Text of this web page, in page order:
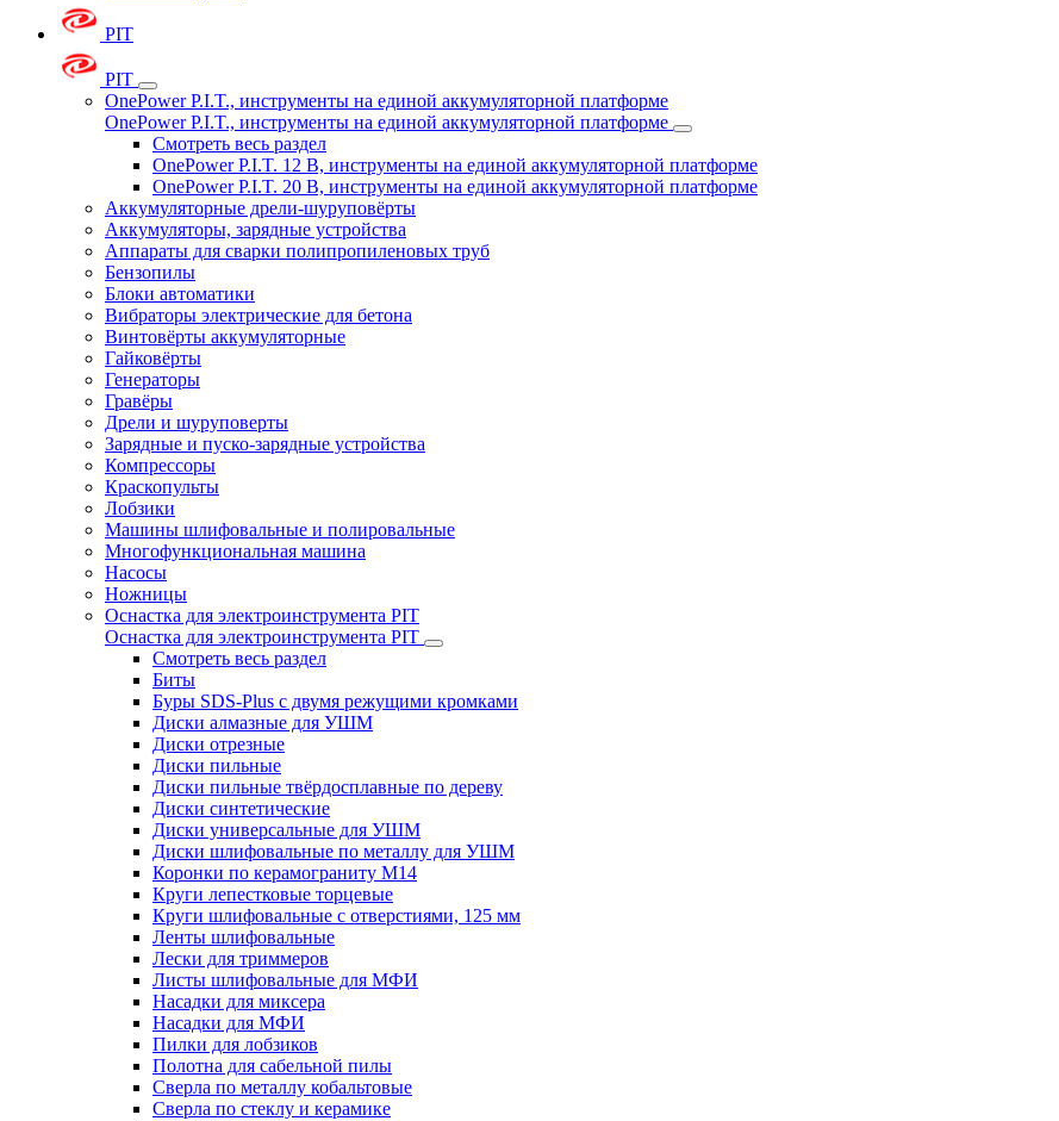
PIT
PIT
OnePower P.I.T., инструменты на единой аккумуляторной платформе
OnePower P.I.T., инструменты на единой аккумуляторной платформе
Смотреть весь раздел
OnePower P.I.T. 12 В, инструменты на единой аккумуляторной платформе
OnePower P.I.T. 20 В, инструменты на единой аккумуляторной платформе
Аккумуляторные дрели-шуруповёрты
Аккумуляторы, зарядные устройства
Аппараты для сварки полипропиленовых труб
Бензопилы
Блоки автоматики
Вибраторы электрические для бетона
Винтовёрты аккумуляторные
Гайковёрты
Генераторы
Гравёры
Дрели и шуруповерты
Зарядные и пуско-зарядные устройства
Компрессоры
Краскопульты
Лобзики
Машины шлифовальные и полировальные
Многофункциональная машина
Насосы
Ножницы
Оснастка для электроинструмента PIT
Оснастка для электроинструмента PIT
Смотреть весь раздел
Биты
Буры SDS-Plus c двумя режущими кромками
Диски алмазные для УШМ
Диски отрезные
Диски пильные
Диски пильные твёрдосплавные по дереву
Диски синтетические
Диски универсальные для УШМ
Диски шлифовальные по металлу для УШМ
Коронки по керамограниту M14
Круги лепестковые торцевые
Круги шлифовальные с отверстиями, 125 мм
Ленты шлифовальные
Лески для триммеров
Листы шлифовальные для МФИ
Насадки для миксера
Насадки для МФИ
Пилки для лобзиков
Полотна для сабельной пилы
Сверла по металлу кобальтовые
Сверла по стеклу и керамике